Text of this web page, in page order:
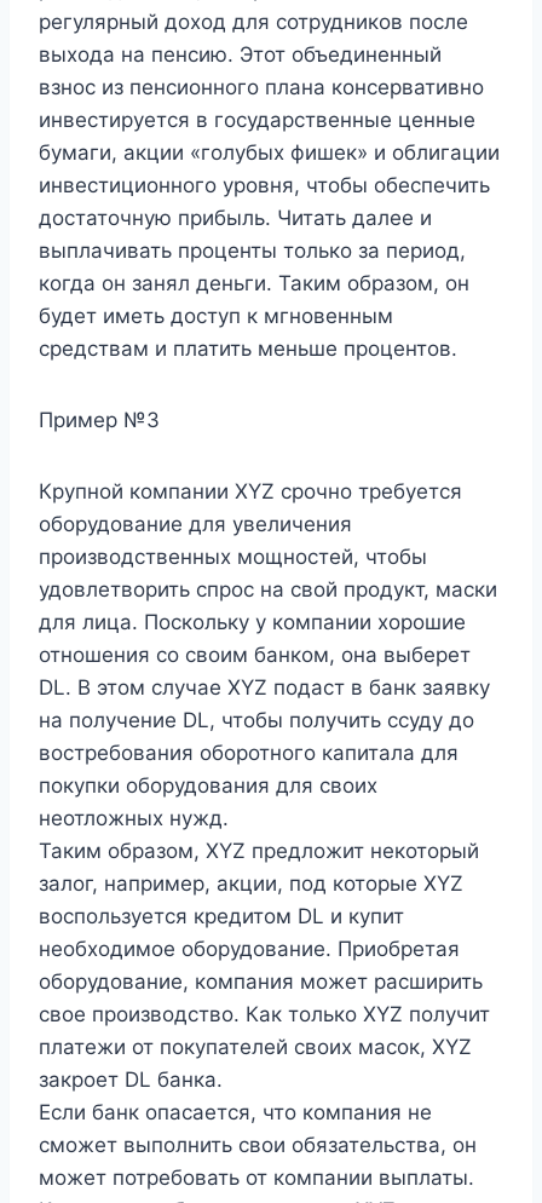
регулярный доход для сотрудников после
выхода на пенсию. Этот объединенный
взнос из пенсионного плана консервативно
инвестируется в государственные ценные
бумаги, акции «голубых фишек» и облигации
инвестиционного уровня, чтобы обеспечить
достаточную прибыль. Читать далее и
выплачивать проценты только за период,
когда он занял деньги. Таким образом, он
будет иметь доступ к мгновенным
средствам и платить меньше процентов.
Пример №3
Крупной компании XYZ срочно требуется
оборудование для увеличения
производственных мощностей, чтобы
удовлетворить спрос на свой продукт, маски
для лица. Поскольку у компании хорошие
отношения со своим банком, она выберет
DL. В этом случае XYZ подаст в банк заявку
на получение DL, чтобы получить ссуду до
востребования оборотного капитала для
покупки оборудования для своих
неотложных нужд.
Таким образом, XYZ предложит некоторый
залог, например, акции, под которые XYZ
воспользуется кредитом DL и купит
необходимое оборудование. Приобретая
оборудование, компания может расширить
свое производство. Как только XYZ получит
платежи от покупателей своих масок, XYZ
закроет DL банка.
Если банк опасается, что компания не
сможет выполнить свои обязательства, он
может потребовать от компании выплаты.